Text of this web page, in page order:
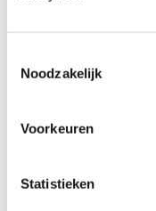
Noodzakelijk
Voorkeuren
Statistieken